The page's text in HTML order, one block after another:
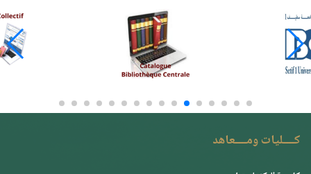
كــــليات ومــــعاهد